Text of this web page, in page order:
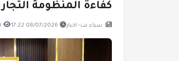
كفاءة المنظومة
سباء نت- اخبار 08/07/2026 17:22